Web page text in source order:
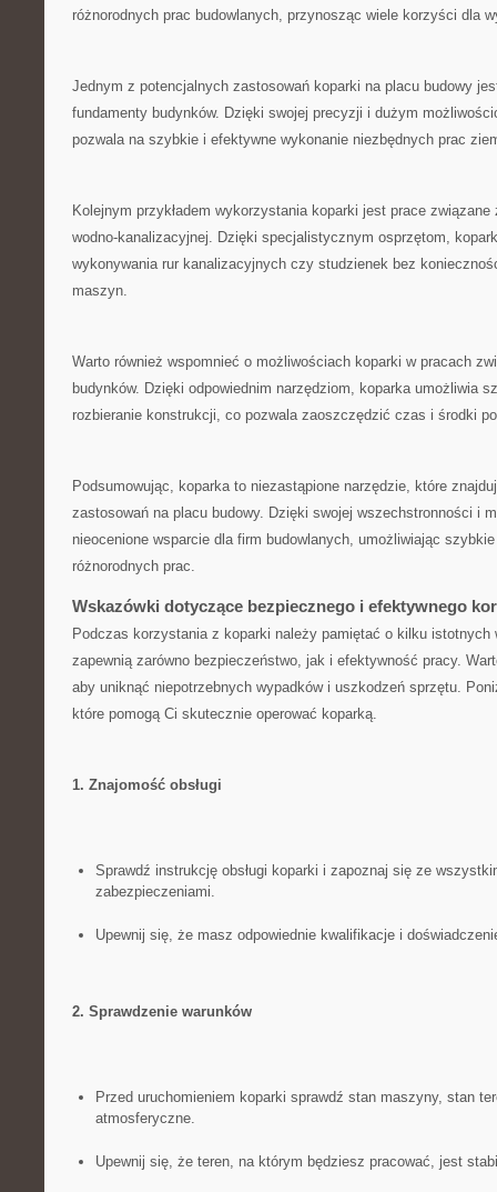
różnorodnych prac budowlanych, przynosząc ‍wiele korzyści dla
Jednym z potencjalnych zastosowań‌ koparki na placu budowy
⁣fundamenty budynków. ‌Dzięki swojej precyzji i dużym
pozwala na szybkie i‌ efektywne ⁤wykonanie niezbędnych prac
Kolejnym przykładem wykorzystania koparki⁢ jest prace związane
wodno-kanalizacyjnej. Dzięki specjalistycznym⁣ osprzętom,
wykonywania rur kanalizacyjnych czy ⁣studzienek‍ bez
maszyn.
Warto ⁣również wspomnieć o możliwościach koparki⁤ w‍ pracach
budynków. Dzięki odpowiednim narzędziom, koparka umożliwia
rozbieranie⁢ konstrukcji, co pozwala zaoszczędzić czas i środki
Podsumowując, koparka to niezastąpione narzędzie, które
zastosowań na placu budowy. Dzięki ‌swojej wszechstronności i
nieocenione wsparcie dla firm budowlanych, umożliwiając
różnorodnych prac.
Wskazówki⁣ dotyczące ‌bezpiecznego i efektywnego
Podczas korzystania‌ z ​koparki⁢ należy⁣ pamiętać‍ o kilku istotnych
‍zapewnią zarówno bezpieczeństwo, jak i efektywność pracy.
aby uniknąć niepotrzebnych wypadków i uszkodzeń sprzętu.
które pomogą Ci ‍skutecznie operować koparką.
1. Znajomość obsługi
Sprawdź instrukcję ⁣obsługi koparki i zapoznaj się ze
zabezpieczeniami.
Upewnij⁣ się, ⁢że masz odpowiednie kwalifikacje‌ i
2. Sprawdzenie warunków
Przed uruchomieniem koparki sprawdź stan maszyny, stan
atmosferyczne.
Upewnij⁣ się, że teren, na ‌którym będziesz pracować, jest